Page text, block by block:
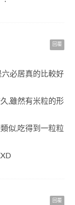
回覆
必居真的比較好
,雖然有米粒的形
似,吃得到一粒粒
回覆